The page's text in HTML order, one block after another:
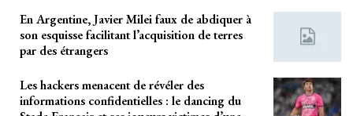
En Argentine, Javier Milei faux de abdiquer à
son esquisse facilitant l’acquisition de terres
par des étrangers
Les hackers menacent de révéler des
informations confidentielles : le dancing du